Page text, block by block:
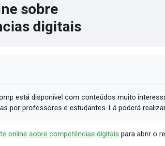
sobre
digitais
está disponível com conteúdos muito
por professores e estudantes. Lá poderá
online sobre competências digitais para abrir o